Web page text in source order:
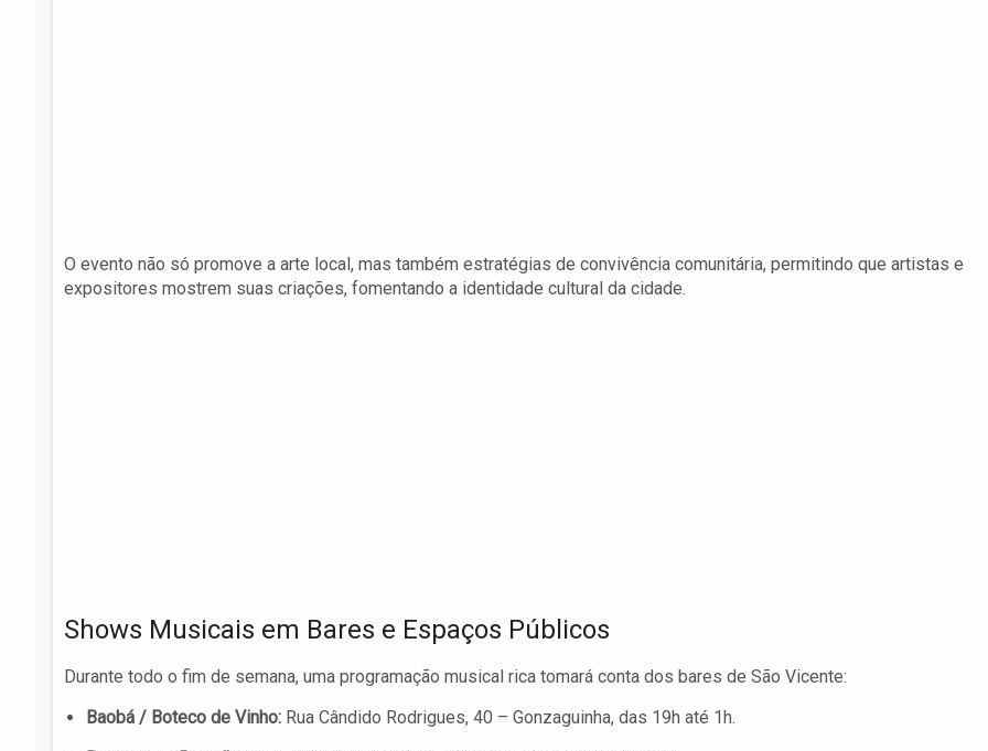
O evento não só promove a arte local, mas também estratégias de convivência comunitária, permitindo que artistas e
expositores mostrem suas criações, fomentando a identidade cultural da cidade.
Shows Musicais em Bares e Espaços Públicos
Durante todo o fim de semana, uma programação musical rica tomará conta dos bares de São Vicente:
Baobá / Boteco de Vinho: Rua Cândido Rodrigues, 40 – Gonzaguinha, das 19h até 1h.